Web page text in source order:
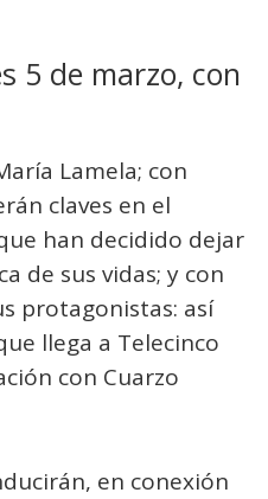
5 de marzo, con
Lamela; con
claves en el
han decidido dejar
de sus vidas; y con
protagonistas: así
llega a Telecinco
con Cuarzo
en conexión